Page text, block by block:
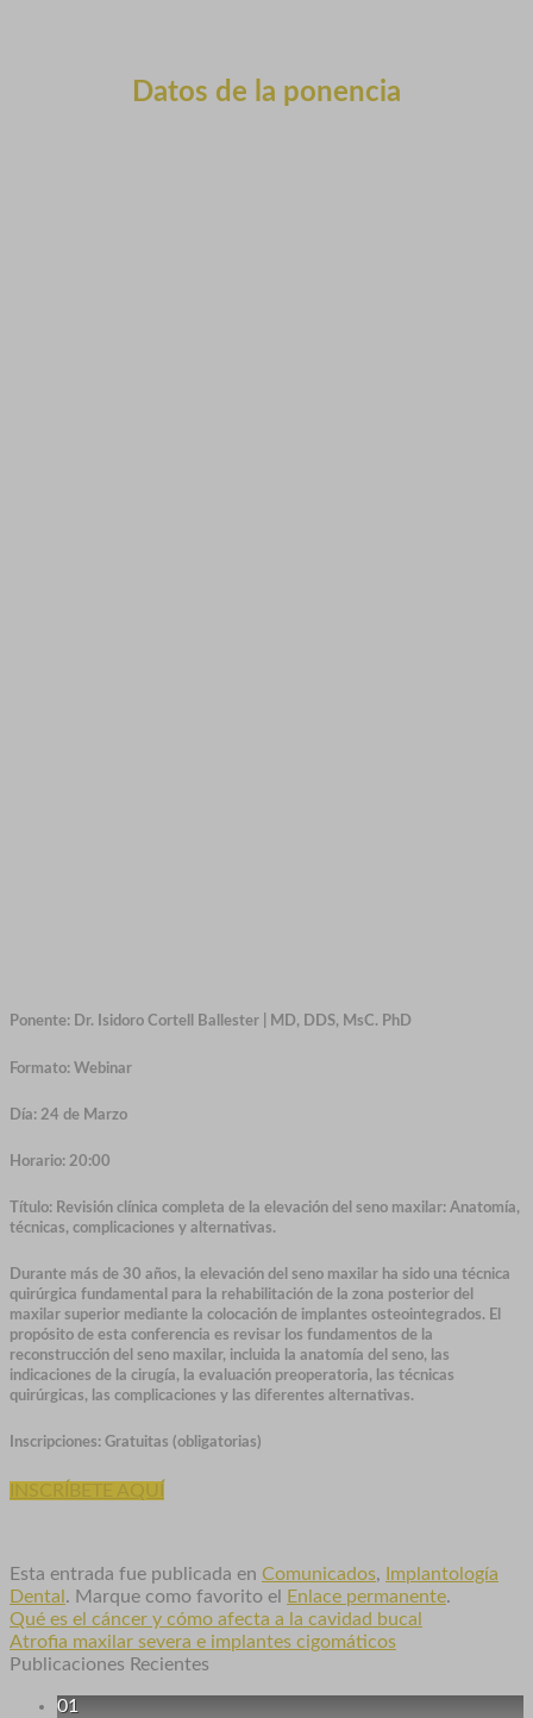
Datos de la ponencia
Ponente: Dr. Isidoro Cortell Ballester | MD, DDS, MsC. PhD
Formato: Webinar
Día: 24 de Marzo
Horario: 20:00
Título: Revisión clínica completa de la elevación del seno maxilar: Anatomía,
técnicas, complicaciones y alternativas.
Durante más de 30 años, la elevación del seno maxilar ha sido una técnica
quirúrgica fundamental para la rehabilitación de la zona posterior del
maxilar superior mediante la colocación de implantes osteointegrados. El
propósito de esta conferencia es revisar los fundamentos de la
reconstrucción del seno maxilar, incluida la anatomía del seno, las
indicaciones de la cirugía, la evaluación preoperatoria, las técnicas
quirúrgicas, las complicaciones y las diferentes alternativas.
Inscripciones: Gratuitas (obligatorias)
INSCRÍBETE AQUÍ
Esta entrada fue publicada en Comunicados, Implantología
Dental. Marque como favorito el Enlace permanente.
Qué es el cáncer y cómo afecta a la cavidad bucal
Atrofia maxilar severa e implantes cigomáticos
Publicaciones Recientes
01